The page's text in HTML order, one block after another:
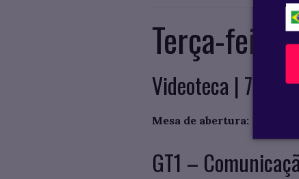
Terça-feira
Videoteca | 7h30
Mesa de abertura:
GT1 –